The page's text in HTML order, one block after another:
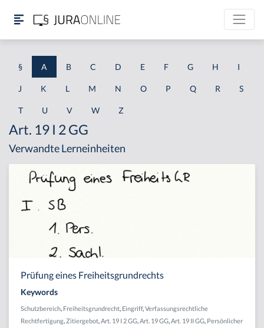
§ A B C D E F G H I
J K L M N O P Q R S
T U V W Z
Art. 19 I 2 GG
Verwandte Lerneinheiten
Prüfung eines Freiheitsgrundrechts
Keywords
Schutzbereich Freiheitsgrundrecht Eingriff, Verfassungsrechtliche
Rechtfertigung Zitiergebot Art. 19 I 2 GG Art. 19 GG Art. 19 II GG Persönlicher